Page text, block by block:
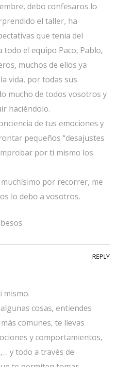
debo confesaros lo
el taller, ha
que tenia del
todo el equipo Paco, Pablo,
muchos de ellos ya
vida, por todas sus
mucho de todos vosotros y
haciéndolo.
de tus emociones y
pequeños “desajustes
por ti mismo los
por recorrer, me
lo debo a vosotros.
mismo.
cosas, entiendes
comunes, te llevas
y comportamientos,
y todo a través de
REPLY